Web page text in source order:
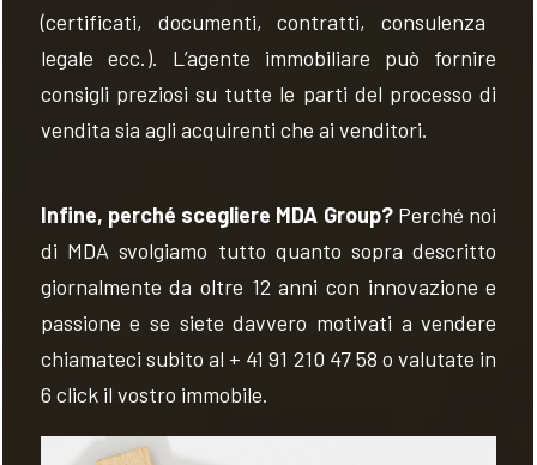
(certificati, documenti, contratti, consulenza
legale ecc.). L’agente immobiliare può fornire
consigli preziosi su tutte le parti del processo di
vendita sia agli acquirenti che ai venditori.
Infine, perché scegliere MDA Group?Perché noi
di MDA svolgiamo tutto quanto sopra descritto
giornalmente da oltre 12 anni con innovazione e
passione e se sietedavvero motivati avendere
chiamateci subito al + 41 91 210 47 58 o valutate in
6 click il vostro immobile.